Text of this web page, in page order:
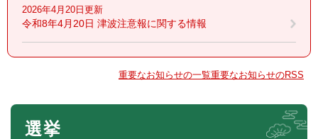
2026年4月20日更新
令和8年4月20日 津波注意報に関する情報
重要なお知らせの一覧重要なお知らせのRSS
本
選挙